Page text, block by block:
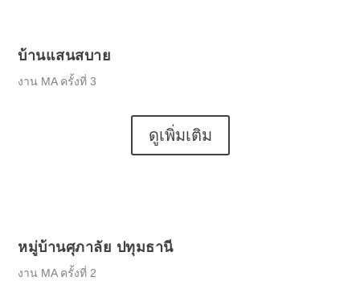
บ้านแสนสบาย
งาน MA ครั้งที่ 3
ดูเพิ่มเติม
หมู่บ้านศุภาลัย ปทุมธานี
งาน MA ครั้งที่ 2